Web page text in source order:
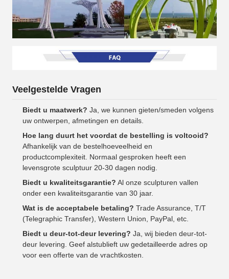
Veelgestelde Vragen
Biedt u maatwerk? Ja, we kunnen gieten/smeden volgens
uw ontwerpen, afmetingen en details.
Hoe lang duurt het voordat de bestelling is voltooid?
Afhankelijk van de bestelhoeveelheid en
productcomplexiteit. Normaal gesproken heeft een
levensgrote sculptuur 20-30 dagen nodig.
Biedt u kwaliteitsgarantie? Al onze sculpturen vallen
onder een kwaliteitsgarantie van 30 jaar.
Wat is de acceptabele betaling? Trade Assurance, T/T
(Telegraphic Transfer), Western Union, PayPal, etc.
Biedt u deur-tot-deur levering? Ja, wij bieden deur-tot-
deur levering. Geef alstublieft uw gedetailleerde adres op
voor een offerte van de vrachtkosten.